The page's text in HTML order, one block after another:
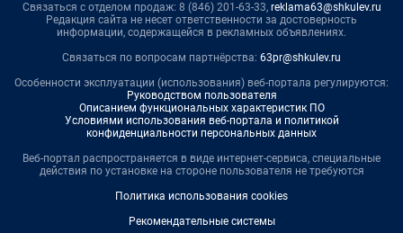
Связаться с отделом продаж: 8 (846) 201-63-33, reklama63@shkulev.ru
Редакция сайта не несет ответственности за достоверность
информации, содержащейся в рекламных объявлениях.
Связаться по вопросам партнёрства: 63pr@shkulev.ru
Особенности эксплуатации (использования) веб-портала регулируются:
Руководством пользователя
Описанием функциональных характеристик ПО
Условиями использования веб-портала и политикой
конфиденциальности персональных данных
Веб-портал распространяется в виде интернет-сервиса, специальные
действия по установке на стороне пользователя не требуются
Политика использования cookies
Рекомендательные системы